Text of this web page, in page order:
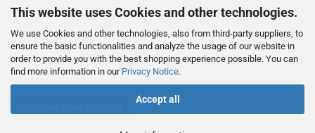
This website uses Cookies and other technologies.
We use Cookies and other technologies, also from third-party suppliers, to
ensure the basic functionalities and analyze the usage of our website in
order to provide you with the best shopping experience possible. You can
find more information in our Privacy Notice.
Accept all